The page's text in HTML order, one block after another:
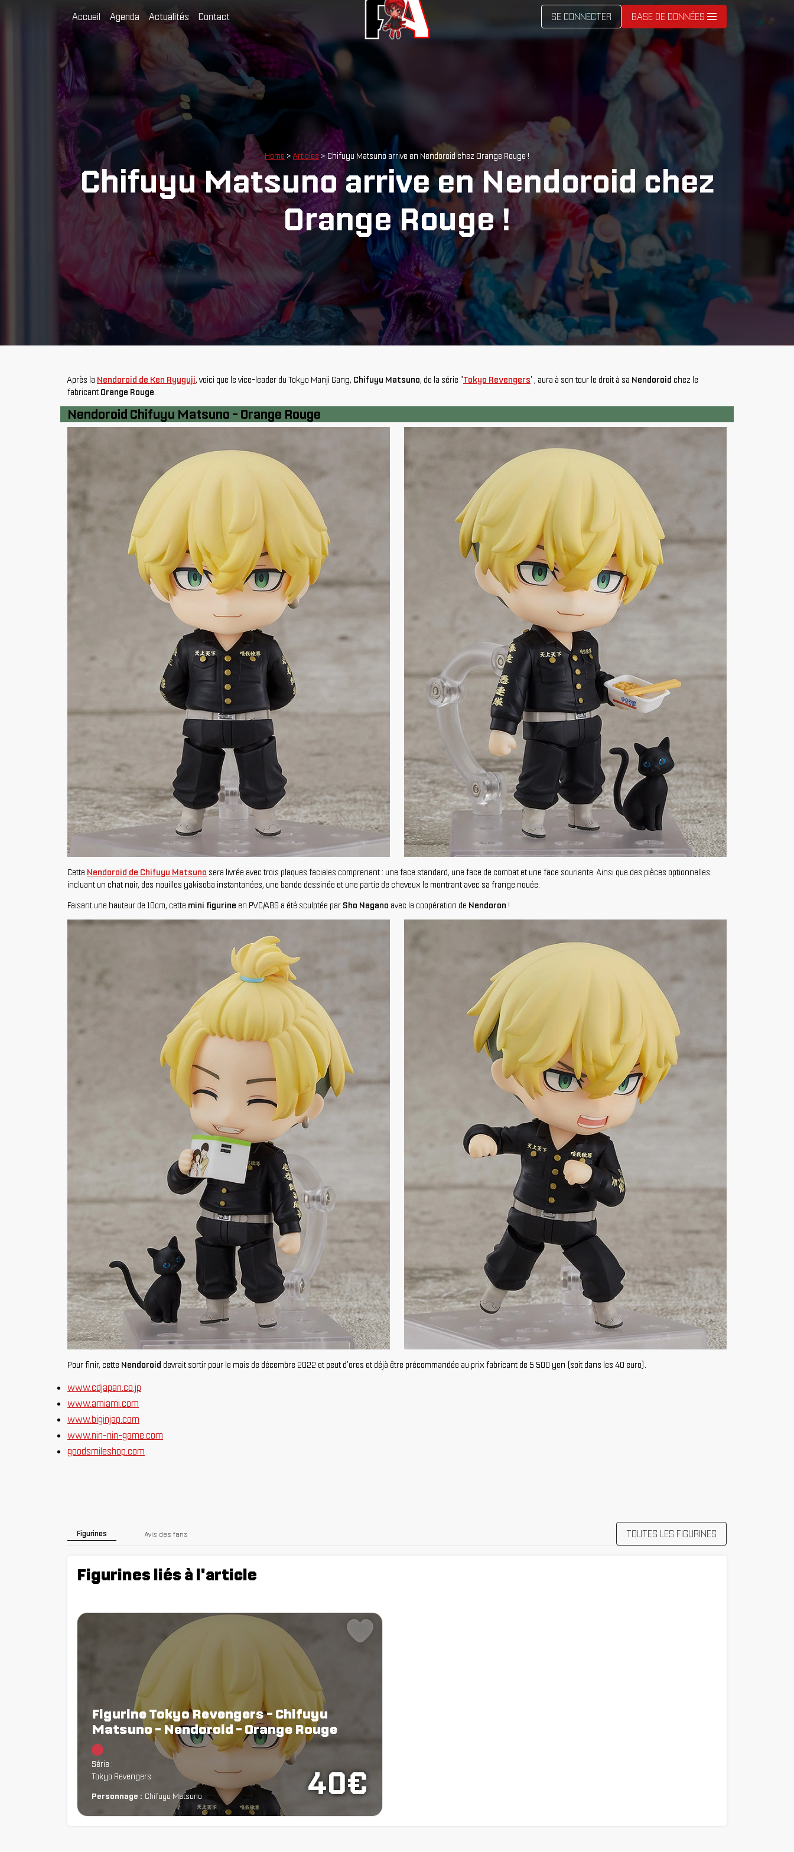
Accueil Agenda Actualités Contact SE CONNECTER BASE DE DONNÉES
Home > Articles > Chifuyu Matsuno arrive en Nendoroid chez Orange Rouge !
Chifuyu Matsuno arrive en Nendoroid chez
Orange Rouge !
Après la Nendoroid de Ken Ryuguji, voici que le vice-leader du Tokyo Manji Gang, Chifuyu Matsuno, de la série "Tokyo Revengers' , aura à son tour le droit à sa Nendoroid chez le
fabricant Orange Rouge.
Nendoroid Chifuyu Matsuno - Orange Rouge
Cette Nendoroid de Chifuyu Matsuno sera livrée avec trois plaques faciales comprenant : une face standard, une face de combat et une face souriante. Ainsi que des pièces optionnelles
incluant un chat noir, des nouilles yakisoba instantanées, une bande dessinée et une partie de cheveux le montrant avec sa frange nouée.
Faisant une hauteur de 10cm, cette mini figurine en PVC/ABS a été sculptée par Sho Nagano avec la coopération de Nendoron !
Pour finir, cette Nendoroid devrait sortir pour le mois de décembre 2022 et peut d'ores et déjà être précommandée au prix fabricant de 5 500 yen (soit dans les 40 euro).
www.cdjapan.co.jp
www.amiami.com
www.biginjap.com
www.nin-nin-game.com
goodsmileshop.com
Figurines Avis des fans TOUTES LES FIGURINES
Figurines liés à l'article
40€
Figurine Tokyo Revengers - Chifuyu
Matsuno - Nendoroid - Orange Rouge
Chargement...
Série :
Tokyo Revengers
Personnage : Chifuyu Matsuno